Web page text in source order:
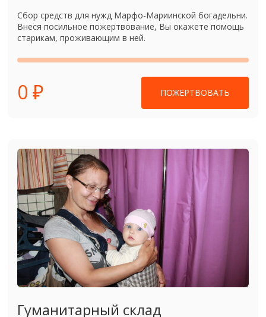
Сбор средств для нужд Марфо-Мариинской богадельни.
Внеся посильное пожертвование, Вы окажете помощь
старикам, проживающим в ней.
0 ₽ ПОЖЕРТВОВАТЬ
Гуманитарный склад